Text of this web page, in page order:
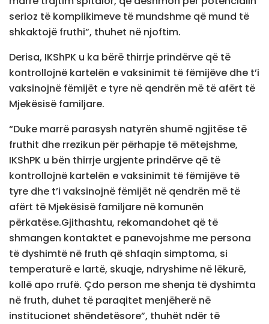
serioz të komplikimeve të mundshme që mund të
shkaktojë fruthi”, thuhet në njoftim.
Derisa, IKShPK u ka bërë thirrje prindërve që të
kontrollojnë kartelën e vaksinimit të fëmijëve dhe t’i
vaksinojnë fëmijët e tyre në qendrën më të afërt të
Mjekësisë familjare.
“Duke marrë parasysh natyrën shumë ngjitëse të
fruthit dhe rrezikun për përhapje të mëtejshme,
IKShPK u bën thirrje urgjente prindërve që të
kontrollojnë kartelën e vaksinimit të fëmijëve të
tyre dhe t’i vaksinojnë fëmijët në qendrën më të
afërt të Mjekësisë familjare në komunën
përkatëse.Gjithashtu, rekomandohet që të
shmangen kontaktet e panevojshme me persona
të dyshimtë në fruth që shfaqin simptoma, si
temperaturë e lartë, skuqje, ndryshime në lëkurë,
kollë apo rrufë. Çdo person me shenja të dyshimta
në fruth, duhet të paraqitet menjëherë në
institucionet shëndetësore”, thuhët ndër të